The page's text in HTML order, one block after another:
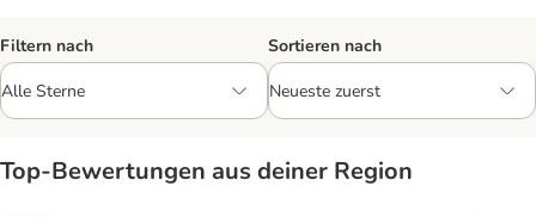
Filtern nach Sortieren nach
Top‑Bewertungen aus deiner Region